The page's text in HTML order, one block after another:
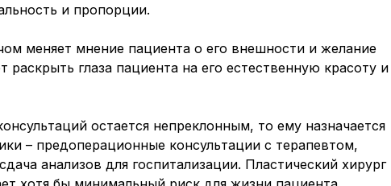
и пропорции.
меняет мнение пациента о его внешности и желание
глаза пациента на его естественную красоту и
остается непреклонным, то ему назначается
– предоперационные консультации с терапевтом,
анализов для госпитализации. Пластический хирург